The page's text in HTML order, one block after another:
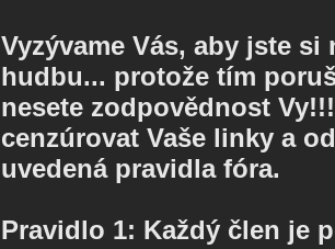
Vyzývame Vás, aby jste
hudbu... protože tím
nesete zodpovědnost
cenzúrovat Vaše linky a
uvedená pravidla fóra.
Pravidlo 1: Každý člen je